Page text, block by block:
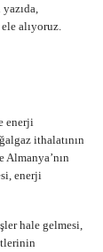
alıyoruz.
enerji
ithalatının
enerji
hale gelmesi,